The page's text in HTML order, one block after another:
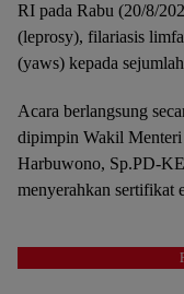
RI pada Rabu (20/8/
(leprosy), filariasis
(yaws) kepada
Acara berlangsung
dipimpin Wakil Menteri
Harbuwono, Sp.PD-
menyerahkan sertifikat